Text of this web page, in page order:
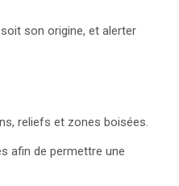
son origine, et alerter
reliefs et zones boisées.
afin de permettre une